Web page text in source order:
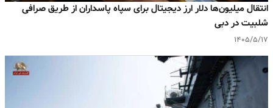
انتقال میلیون‌ها دلار ارز دیجیتال برای سپاه پاسداران از طریق صرافی
شلبیت در دبی
۱۴۰۵/۵/۱۷